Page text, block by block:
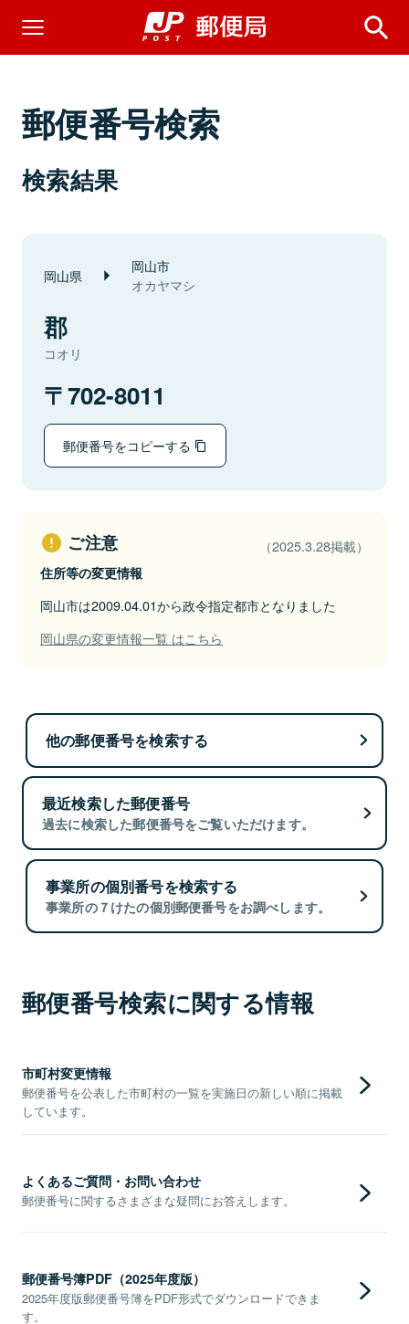
郵便番号検索
検索結果
岡山県 岡山市
オカヤマシ
郡
コオリ
702-8011
郵便番号をコピーする
ご注意 （2025.3.28掲載）
住所等の変更情報
岡山市は2009.04.01から政令指定都市となりました
岡山県の変更情報一覧 はこちら
他の郵便番号を検索する
最近検索した郵便番号
過去に検索した郵便番号をご覧いただけます。
事業所の個別番号を検索する
事業所の７けたの個別郵便番号をお調べします。
郵便番号検索に関する情報
市町村変更情報
郵便番号を公表した市町村の一覧を実施日の新しい順に掲載
しています。
よくあるご質問・お問い合わせ
郵便番号に関するさまざまな疑問にお答えします。
郵便番号簿PDF（2025年度版）
2025年度版郵便番号簿をPDF形式でダウンロードできま
す。